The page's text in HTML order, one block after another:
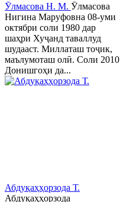
Ӯлмасова Н. М. Ӯлмасова
Нигина Маруфовна 08-уми
октябри соли 1980 дар
шаҳри Хуҷанд таваллуд
шудааст. Миллаташ тоҷик,
маълумоташ олӣ. Соли 2010
Донишгоҳи да...
Абдуқаҳҳорзода Т.
Абдуқаҳҳорзода